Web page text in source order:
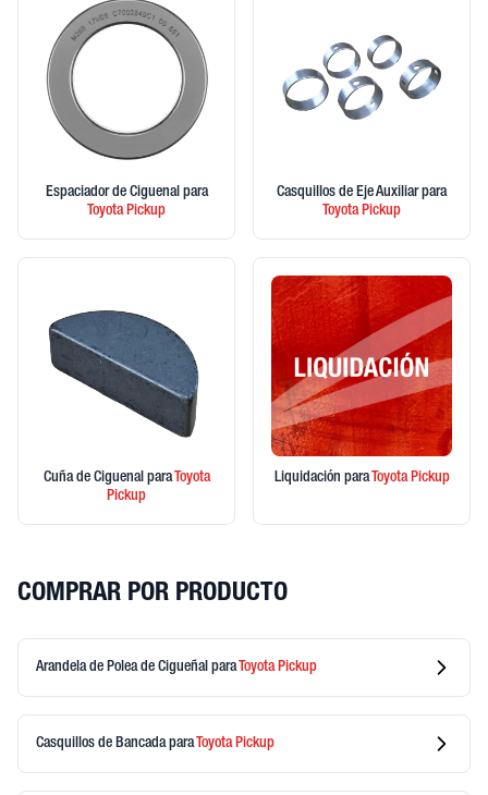
Espaciador de Ciguenal para
ToyotaPickup
Casquillos de Eje Auxiliar para
ToyotaPickup
Cuña de Ciguenal para Toyota
Pickup
Liquidación para ToyotaPickup
COMPRAR POR PRODUCTO
Arandela de Polea de Cigueñal paraToyotaPickup
Casquillos de BancadaparaToyotaPickup